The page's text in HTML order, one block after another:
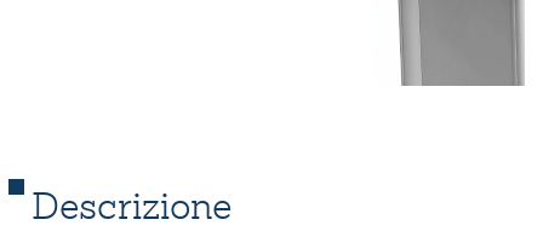
Descrizione